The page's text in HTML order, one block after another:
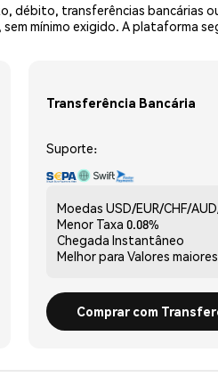
débito, transferências bancárias
mínimo exigido. A plataforma
Transferência Bancária
Suporte:
Moedas USD/EUR/CHF/
Menor Taxa 0.08%
Chegada Instantâneo
Melhor para Valores maiores
Comprar com